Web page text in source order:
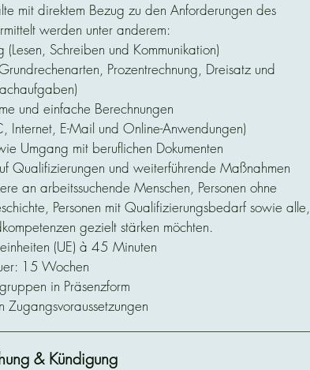
mit direktem Bezug zu den Anforderungen des
werden unter anderem:
(Lesen, Schreiben und Kommunikation)
Prozentrechnung, Dreisatz und
und einfache Berechnungen
Internet, E-Mail und Online-Anwendungen)
Umgang mit beruflichen Dokumenten
Qualifizierungen und weiterführende Maßnahmen
an arbeitssuchende Menschen, Personen ohne
Personen mit Qualifizierungsbedarf sowie alle,
gezielt stärken möchten.
(UE) à 45 Minuten
15 Wochen
in Präsenzform
Zugangsvoraussetzungen
& Kündigung